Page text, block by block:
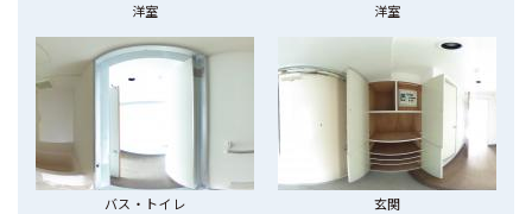
洋室 洋室
バス・トイレ 玄関